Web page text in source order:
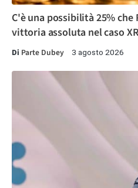
C'è una possibilità 25% che
vittoria assoluta nel caso
Di Parte Dubey 3 agosto 2026